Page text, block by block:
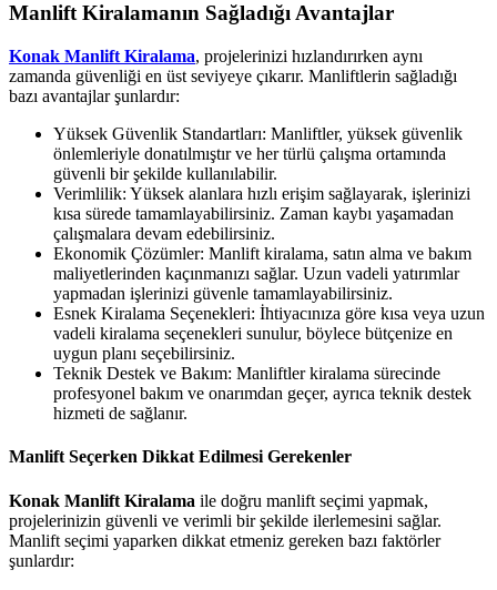
Manlift Kiralamanın Sağladığı Avantajlar
Konak Manlift Kiralama, projelerinizi hızlandırırken aynı
zamanda güvenliği en üst seviyeye çıkarır. Manliftlerin sağladığı
bazı avantajlar şunlardır:
Yüksek Güvenlik Standartları: Manliftler, yüksek güvenlik
önlemleriyle donatılmıştır ve her türlü çalışma ortamında
güvenli bir şekilde kullanılabilir.
Verimlilik: Yüksek alanlara hızlı erişim sağlayarak, işlerinizi
kısa sürede tamamlayabilirsiniz. Zaman kaybı yaşamadan
çalışmalara devam edebilirsiniz.
Ekonomik Çözümler: Manlift kiralama, satın alma ve bakım
maliyetlerinden kaçınmanızı sağlar. Uzun vadeli yatırımlar
yapmadan işlerinizi güvenle tamamlayabilirsiniz.
Esnek Kiralama Seçenekleri: İhtiyacınıza göre kısa veya uzun
vadeli kiralama seçenekleri sunulur, böylece bütçenize en
uygun planı seçebilirsiniz.
Teknik Destek ve Bakım: Manliftler kiralama sürecinde
profesyonel bakım ve onarımdan geçer, ayrıca teknik destek
hizmeti de sağlanır.
Manlift Seçerken Dikkat Edilmesi Gerekenler
Konak Manlift Kiralama ile doğru manlift seçimi yapmak,
projelerinizin güvenli ve verimli bir şekilde ilerlemesini sağlar.
Manlift seçimi yaparken dikkat etmeniz gereken bazı faktörler
şunlardır: